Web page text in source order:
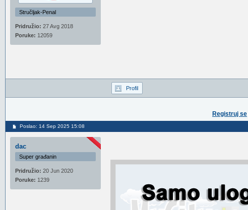
Stručljak-Penal
Pridružio: 27 Avg 2018
Poruke: 12059
Profil
Registruj se
Poslao: 14 Sep 2025 15:08
dac
Super građanin
Pridružio: 20 Jun 2020
Poruke: 1239